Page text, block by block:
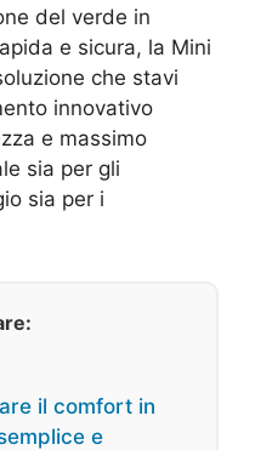
del verde in
e sicura, la Mini
che stavi
innovativo
e massimo
sia per gli
sia per i
il comfort in
e